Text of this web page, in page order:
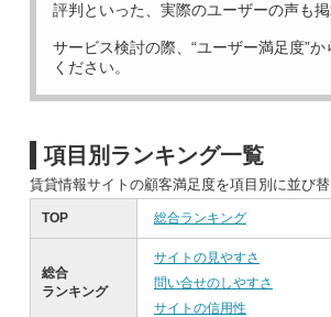
評判といった、実際のユーザーの声も掲
サービス検討の際、“ユーザー満足度”
ください。
項目別ランキング一覧
賃貸情報サイトの顧客満足度を項目別に並び
TOP 総合ランキング
総合
ランキング
サイトの見やすさ
問い合せのしやすさ
サイトの信用性